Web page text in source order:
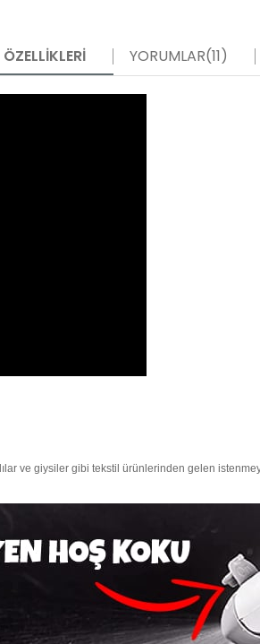
YORUMLAR(11)
ve giysiler gibi tekstil ürünlerinden gelen